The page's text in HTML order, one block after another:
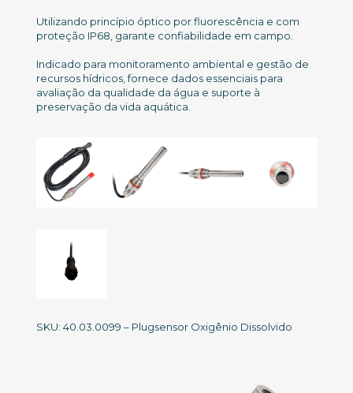
Utilizando princípio óptico por fluorescência e com
proteção IP68, garante confiabilidade em campo.
Indicado para monitoramento ambiental e gestão de
recursos hídricos, fornece dados essenciais para
avaliação da qualidade da água e suporte à
preservação da vida aquática.
SKU: 40.03.0099 – Plugsensor Oxigênio Dissolvido